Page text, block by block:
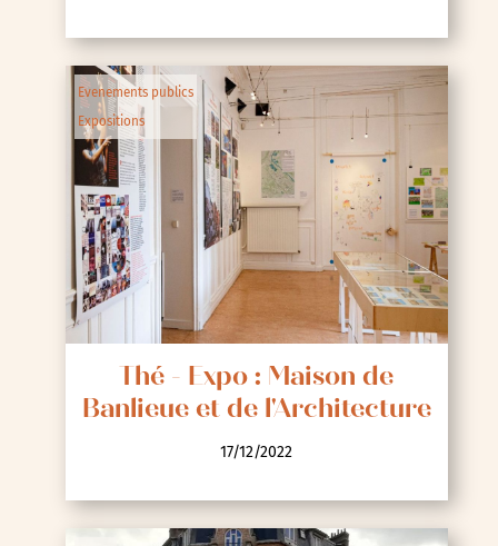
Evenements publics
Expositions
Thé - Expo : Maison de
Banlieue et de l'Architecture
17/12/2022